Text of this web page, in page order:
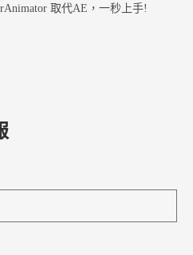
取代AE，一秒上手!